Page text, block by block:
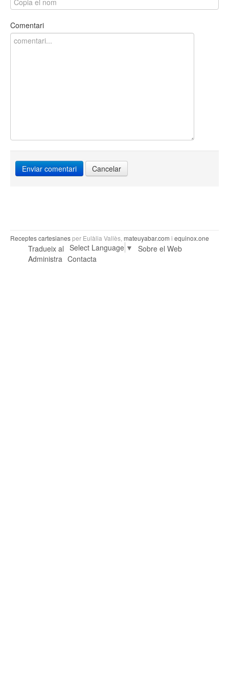
Comentari
Cancelar
Receptes cartesianesper Eulàlia Vallès, mateuyabar.com i equinox.one
Tradueix al Select Language ▼
Sobre el Web
Administra Contacta